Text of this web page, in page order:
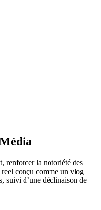
renforcer la notoriété des
reel conçu comme un vlog
suivi d’une déclinaison de